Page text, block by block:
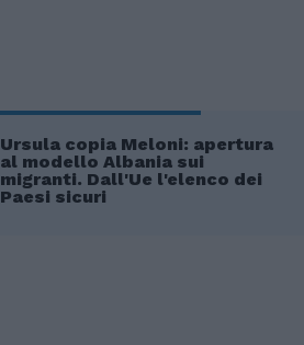
Ursula copia Meloni: apertura
al modello Albania sui
migranti. Dall'Ue l'elenco dei
Paesi sicuri